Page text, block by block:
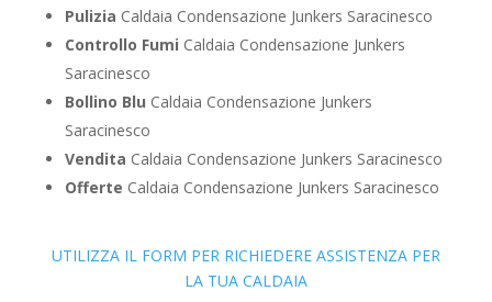
Pulizia Caldaia Condensazione Junkers Saracinesco
Controllo Fumi Caldaia Condensazione Junkers
Saracinesco
Bollino Blu Caldaia Condensazione Junkers
Saracinesco
Vendita Caldaia Condensazione Junkers Saracinesco
Offerte Caldaia Condensazione Junkers Saracinesco
UTILIZZA IL FORM PER RICHIEDERE ASSISTENZA PER
LA TUA CALDAIA